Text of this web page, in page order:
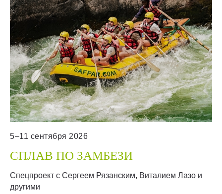
5–11 сентября 2026
СПЛАВ ПО ЗАМБЕЗИ
Спецпроект с Сергеем Рязанским, Виталием Лазо и
другими